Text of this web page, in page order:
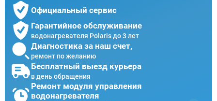
Официальный сервис
Гарантийное обслуживание
водонагревателя Polaris до 3 лет
Диагностика за наш счет,
ремонт по желанию
Бесплатный выезд курьера
в день обращения
Ремонт модуля управления
водонагревателя